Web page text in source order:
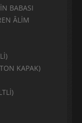
BABASI
ÂLİM
KAPAK)